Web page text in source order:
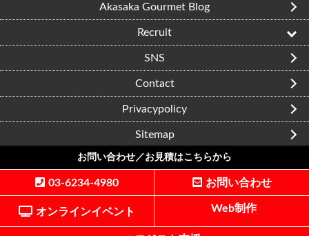
Akasaka Gourmet Blog
Recruit
SNS
Contact
Privacypolicy
Sitemap
Copyright © 2026 redcube.inc All Rights Reserved.
お問い合わせ／お見積はこちらから
03-6234-4980 お問い合わせ
オンラインイベント Web制作